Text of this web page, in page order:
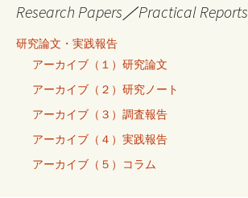
Research Papers／Practical Reports
研究論文・実践報告
アーカイブ（１）研究論文
アーカイブ（２）研究ノート
アーカイブ（３）調査報告
アーカイブ（４）実践報告
アーカイブ（５）コラム